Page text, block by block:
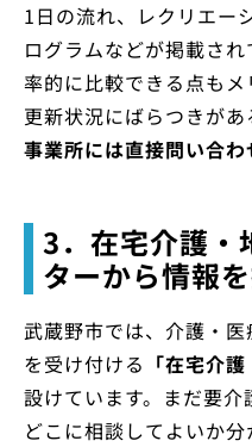
1日の流れ、レクリエー
ログラムなどが掲載さ
率的に比較できる点も
更新状況にばらつきがあ
事業所には直接問い合わ
3．在宅介護・
ターから情報
武蔵野市では、介護・
を受け付ける 「在宅介
設けています。まだ要介
どこに相談してよいか